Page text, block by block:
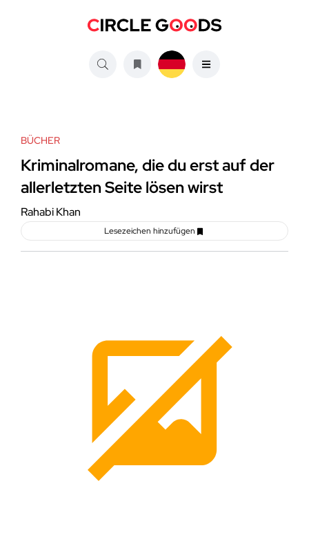
BÜCHER
Kriminalromane, die du erst auf der
allerletzten Seite lösen wirst
Rahabi Khan
Lesezeichen hinzufügen